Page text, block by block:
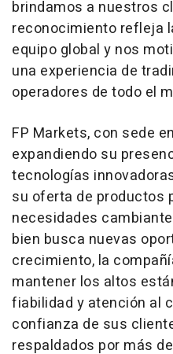
brindamos a nuestros
reconocimiento refleja
equipo global y nos
una experiencia de
operadores de todo el
FP Markets, con sede
expandiendo su
tecnologías
su oferta de productos
necesidades
bien busca nuevas
crecimiento, la
mantener los altos
fiabilidad y atención al
confianza de sus
respaldados por más